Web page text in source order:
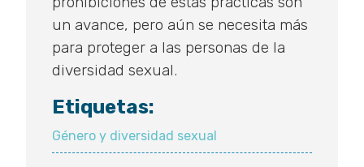
un avance, pero aún se necesita más
para proteger a las personas de la
diversidad sexual.
Etiquetas:
Género y diversidad sexual